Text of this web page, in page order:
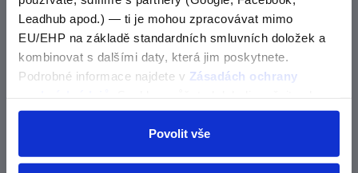
Leadhub apod.) — ti je mohou zpracovávat mimo
EU/EHP na základě standardních smluvních doložek a
kombinovat s dalšími daty, která jim poskytnete.
Podrobné informace najdete v Zásadách ochrany
odvolat v nastavení cookies, případně se obrátit na
Povolit vše
Zjisti o nás více
balíčku
OK